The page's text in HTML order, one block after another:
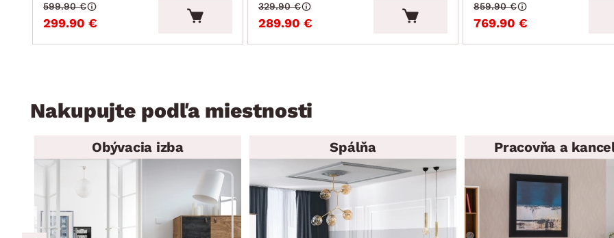
299.90 €
599.90 €
289.90 €
329.90 €
769.90 €
859.90 €
Nakupujte podľa miestnosti
Obývacia izba Spálňa Pracovňa a